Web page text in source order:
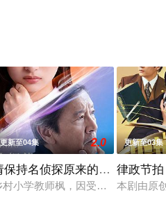
，描绘了过着不满足日常生活
更新至04集 2.0
保持名侦探原来的样子
村小学教师枫，因受到外祖父的影
更新至03集
律政节
本剧由原